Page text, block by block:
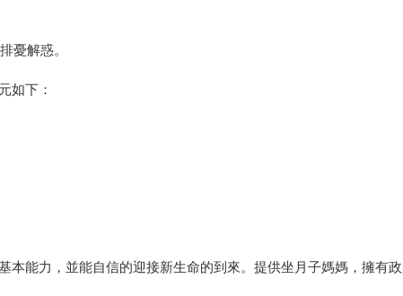
憂解惑。
如下：
本能力，並能自信的迎接新生命的到來。提供坐月子媽媽，擁有